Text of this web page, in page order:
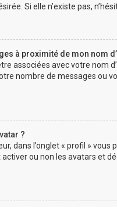
Si elle n’existe pas,
à proximité de mon nom
associées avec votre nom
nombre de messages ou
?
dans l’onglet « profil »
activer ou non les avatars et